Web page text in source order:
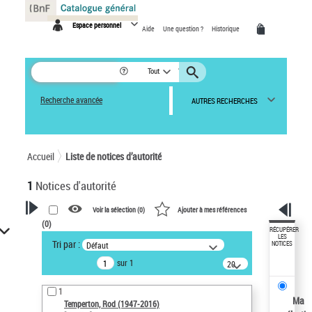
Espace personnel Aide Une question ? Historique
Tout
Recherche avancée AUTRES RECHERCHES
Accueil Liste de notices d’autorité
1 Notices d'autorité
VOTRE RECHERCHE
Recherche avancée dans les
notices d’autorité
Œuvres liées à l'auteur :
Temperton, Rod (1947-2016)
Voir la sélection (0) Ajouter à mes références
(0)
Tri par : Défaut
sur 1
20
résultats/page
1
Temperton, Rod (1947-2016)
RÉCUPÉRER
LES
NOTICES
Ma
Panneau de gestion des cookies